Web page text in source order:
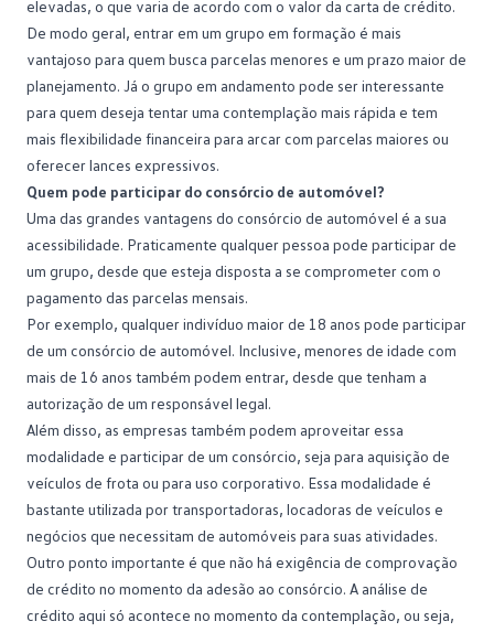
elevadas, o que varia de acordo com o valor da carta de crédito.
De modo geral, entrar em um grupo em formação é mais
vantajoso para quem busca parcelas menores e um prazo maior de
planejamento. Já o grupo em andamento pode ser interessante
para quem deseja tentar uma contemplação mais rápida e tem
mais flexibilidade financeira para arcar com parcelas maiores ou
oferecer lances expressivos.
Quem pode participar do consórcio de automóvel?
Uma das grandes vantagens do consórcio de automóvel é a sua
acessibilidade. Praticamente qualquer pessoa pode participar de
um grupo, desde que esteja disposta a se comprometer com o
pagamento das parcelas mensais.
Por exemplo, qualquer indivíduo maior de 18 anos pode participar
de um consórcio de automóvel. Inclusive, menores de idade com
mais de 16 anos também podem entrar, desde que tenham a
autorização de um responsável legal.
Além disso, as empresas também podem aproveitar essa
modalidade e participar de um consórcio, seja para aquisição de
veículos de frota ou para uso corporativo. Essa modalidade é
bastante utilizada por transportadoras, locadoras de veículos e
negócios que necessitam de automóveis para suas atividades.
Outro ponto importante é que não há exigência de comprovação
de crédito no momento da adesão ao consórcio. A análise de
crédito aqui só acontece no momento da contemplação, ou seja,